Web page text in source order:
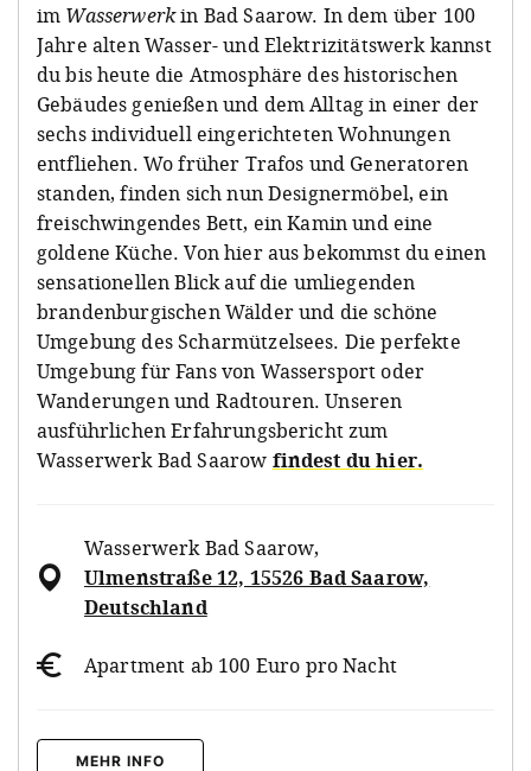
im Wasserwerkin Bad Saarow. In dem über 100
Jahre alten Wasser- und Elektrizitätswerk kannst
du bis heute die Atmosphäre des historischen
Gebäudes genießen und dem Alltag in einer der
sechs individuell eingerichteten Wohnungen
entfliehen. Wo früher Trafos und Generatoren
standen, finden sich nun Designermöbel, ein
freischwingendes Bett, ein Kamin und eine
goldene Küche. Von hier aus bekommst du einen
sensationellen Blick auf die umliegenden
brandenburgischen Wälder und die schöne
Umgebung des Scharmützelsees. Die perfekte
Umgebung für Fans von Wassersport oder
Wanderungen und Radtouren. Unseren
ausführlichen Erfahrungsbericht zum
Wasserwerk Bad Saarow findest du hier.
Wasserwerk Bad Saarow,
Ulmenstraße 12, 15526 Bad Saarow,
Deutschland
Apartment ab 100 Euro pro Nacht
MEHR INFO